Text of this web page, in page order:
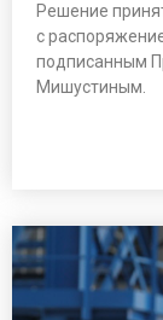
Решение
с
подписанным
Мишустиным.